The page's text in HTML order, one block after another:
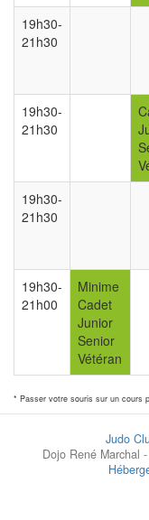
19h30-
21h30
19h30-
21h30
19h30-
21h30
19h30-
21h00
Minime
Cadet
Junior
Senior
Vétéran
* Passer votre souris sur un cours
Judo
Dojo René Marchal